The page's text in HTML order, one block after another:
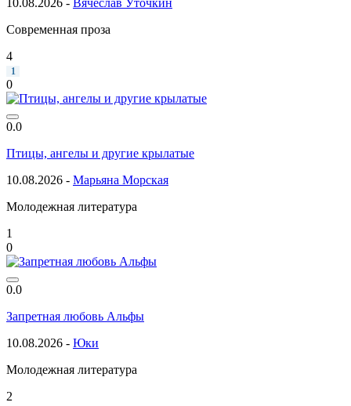
Современная проза
4
1
0
0.0
Птицы, ангелы и другие крылатые
10.08.2026 - Марьяна Морская
Молодежная литература
1
0
0.0
Запретная любовь Альфы
10.08.2026 - Юки
Молодежная литература
2